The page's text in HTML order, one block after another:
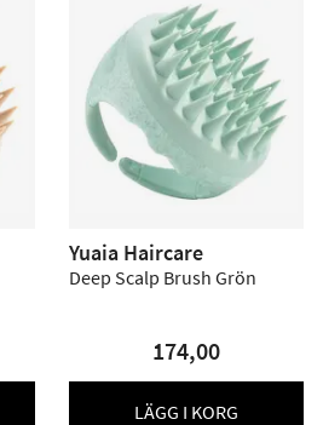
Yuaia Haircare
Deep Scalp Brush Grön
174,00
LÄGG I KORG